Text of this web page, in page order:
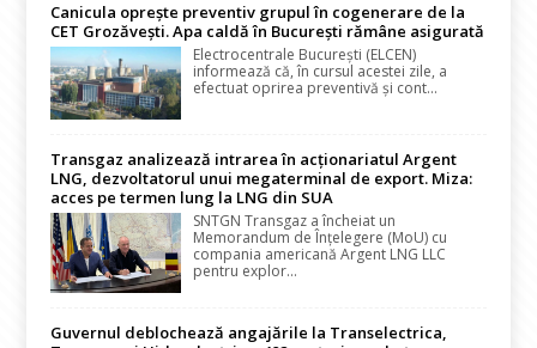
Canicula oprește preventiv grupul în cogenerare de la
CET Grozăvești. Apa caldă în București rămâne asigurată
Electrocentrale București (ELCEN)
informează că, în cursul acestei zile, a
efectuat oprirea preventivă și cont...
Transgaz analizează intrarea în acționariatul Argent
LNG, dezvoltatorul unui megaterminal de export. Miza:
acces pe termen lung la LNG din SUA
SNTGN Transgaz a încheiat un
Memorandum de Înțelegere (MoU) cu
compania americană Argent LNG LLC
pentru explor...
Guvernul deblochează angajările la Transelectrica,